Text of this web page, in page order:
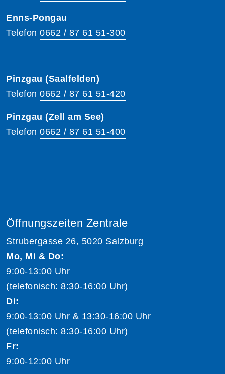
Enns-Pongau
Telefon 0662 / 87 61 51-300
Pinzgau (Saalfelden)
Telefon 0662 / 87 61 51-420
Pinzgau (Zell am See)
Telefon 0662 / 87 61 51-400
Öffnungszeiten Zentrale
Strubergasse 26, 5020 Salzburg
Mo, Mi & Do:
9:00-13:00 Uhr
(telefonisch: 8:30-16:00 Uhr)
Di:
9:00-13:00 Uhr & 13:30-16:00 Uhr
(telefonisch: 8:30-16:00 Uhr)
Fr:
9:00-12:00 Uhr